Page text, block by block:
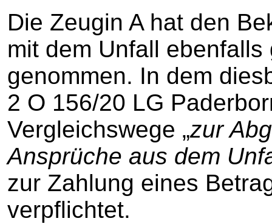
Die Zeugin A hat den
mit dem Unfall
genommen. In dem
2 O 156/20 LG
Vergleichswege „zur
Ansprüche aus dem
zur Zahlung eines
verpflichtet.